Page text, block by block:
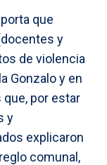
que
y
de violencia
Gonzalo y en
por estar
y
explicaron
comunal,